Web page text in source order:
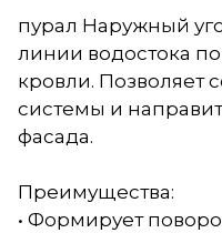
пурал Наружный
линии водостока
кровли. Позволяет
системы и
фасада.
Преимущества:
• Формирует